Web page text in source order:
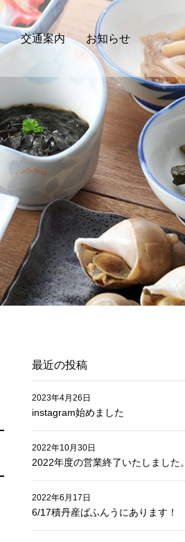
交通案内 お知らせ
最近の投稿
instagram始めました
2023年4月26日
2022年度の営業終了いたしました。
2022年10月30日
6/17積丹産ばふんうにあります！
2022年6月17日